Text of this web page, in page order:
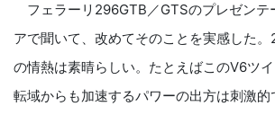
フェラーリ296GTB／GTSのプレゼンテ
アで聞いて、改めてそのことを実感した
の情熱は素晴らしい。たとえばこのV6ツ
転域からも加速するパワーの出方は刺激